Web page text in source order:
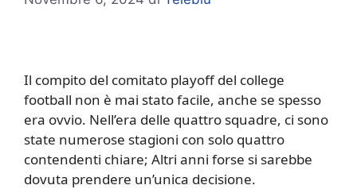
Il compito del comitato playoff del college
football non è mai stato facile, anche se spesso
era ovvio. Nell’era delle quattro squadre, ci sono
state numerose stagioni con solo quattro
contendenti chiare; Altri anni forse si sarebbe
dovuta prendere un’unica decisione.